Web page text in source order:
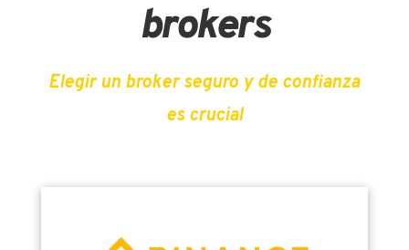
brokers
Elegir un broker seguro y de confianza
es crucial